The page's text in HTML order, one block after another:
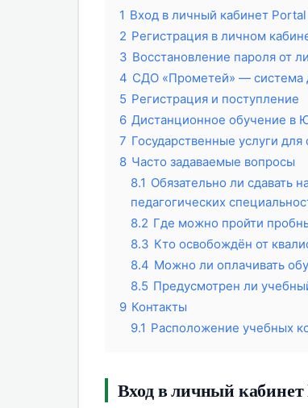
1 Вход в личный кабинет
2 Регистрация в личном
3 Восстановление пароля от
4 СДО «Прометей» — система
5 Регистрация и поступление
6 Дистанционное обучение в
7 Государственные услуги для
8 Часто задаваемые вопросы
8.1 Обязательно ли сдавать
педагогических
8.2 Где можно пройти
8.3 Кто освобождён от
8.4 Можно ли оплачивать
8.5 Предусмотрен ли
9 Контакты
9.1 Расположение учебных
Вход в личный кабинет